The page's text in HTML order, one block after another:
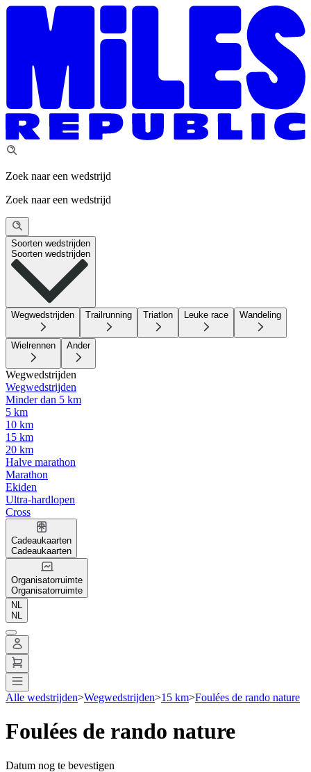
Zoek naar een wedstrijd
Zoek naar een wedstrijd
Soorten wedstrijden
Soorten wedstrijden
Wegwedstrijden Trailrunning Triatlon Leuke race Wandeling
Wielrennen Ander
Wegwedstrijden
Wegwedstrijden
Minder dan 5 km
5 km
10 km
15 km
20 km
Halve marathon
Marathon
Ekiden
Ultra-hardlopen
Cross
Cadeaukaarten
Cadeaukaarten
Organisatorruimte
Organisatorruimte
NL
NL
Alle wedstrijden>Wegwedstrijden>15 km>Foulées de rando nature
Foulées de rando nature
Datum nog te bevestigen